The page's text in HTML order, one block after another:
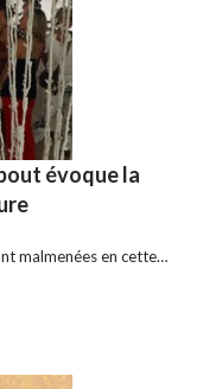
évoque la
malmenées en cette…